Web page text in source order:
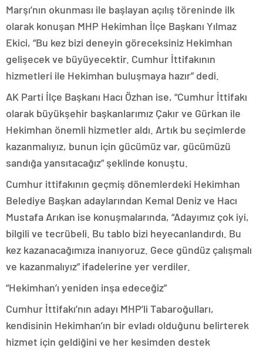
Marşı’nın okunması ile başlayan açılış töreninde ilk
olarak konuşan MHP Hekimhan İlçe Başkanı Yılmaz
Ekici, “Bu kez bizi deneyin göreceksiniz Hekimhan
gelişecek ve büyüyecektir. Cumhur İttifakının
hizmetleri ile Hekimhan buluşmaya hazır” dedi.
AK Parti İlçe Başkanı Hacı Özhan ise, “Cumhur İttifakı
olarak büyükşehir başkanlarımız Çakır ve Gürkan ile
Hekimhan önemli hizmetler aldı. Artık bu seçimlerde
kazanmalıyız, bunun için gücümüz var, gücümüzü
sandığa yansıtacağız” şeklinde konuştu.
Cumhur ittifakının geçmiş dönemlerdeki Hekimhan
Belediye Başkan adaylarından Kemal Deniz ve Hacı
Mustafa Arıkan ise konuşmalarında, “Adayımız çok iyi,
bilgili ve tecrübeli. Bu tablo bizi heyecanlandırdı. Bu
kez kazanacağımıza inanıyoruz. Gece gündüz çalışmalı
ve kazanmalıyız” ifadelerine yer verdiler.
“Hekimhan’ı yeniden inşa edeceğiz”
Cumhur İttifakı’nın adayı MHP’li Tabaroğulları,
kendisinin Hekimhan’ın bir evladı olduğunu belirterek
hizmet için geldiğini ve her kesimden destek